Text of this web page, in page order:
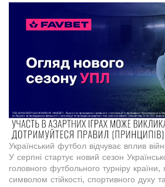
Український футбол відчуває вплив
У серпні стартує новий сезон
головного футбольного турніру
символом стійкості, спортивного духу